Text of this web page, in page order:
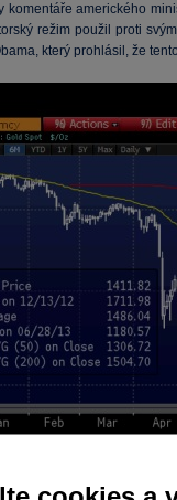
komentáře amerického
režim použil proti
který prohlásil, že